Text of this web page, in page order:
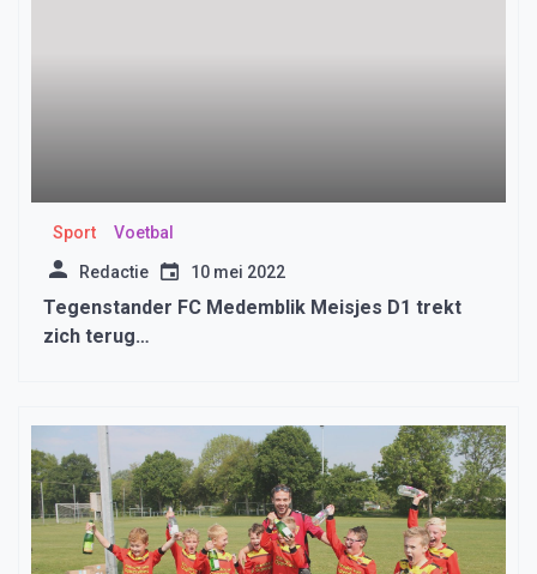
Sport Voetbal
Redactie 10 mei 2022
Tegenstander FC Medemblik Meisjes D1 trekt
zich terug…